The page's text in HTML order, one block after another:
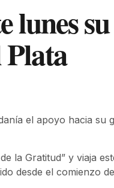
lunes
el apoyo hacia su
la Gratitud” y viaja
desde el comienzo